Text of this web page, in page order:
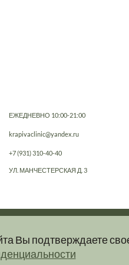
Вы подтверждаете
ЕЖЕДНЕВНО 10:00-21:00
krapivaclinic@yandex.ru
+7 (931) 310-40-40
УЛ. МАНЧЕСТЕРСКАЯ Д. 3
не являются публичной офертой.